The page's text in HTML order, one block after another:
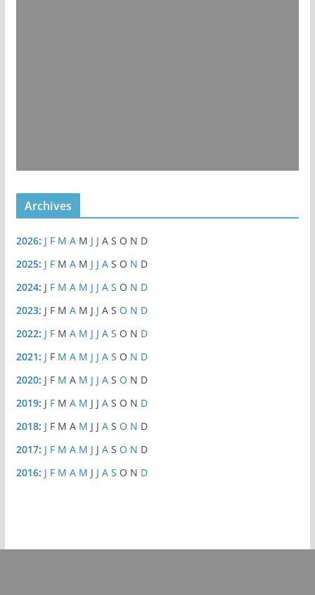
Archives
2026: J F M A M J J A S O N D
2025: J F M A M J J A S O N D
2024: J F M A M J J A S O N D
2023: J F M A M J J A S O N D
2022: J F M A M J J A S O N D
2021: J F M A M J J A S O N D
2020: J F M A M J J A S O N D
2019: J F M A M J J A S O N D
2018: J F M A M J J A S O N D
2017: J F M A M J J A S O N D
2016: J F M A M J J A S O N D